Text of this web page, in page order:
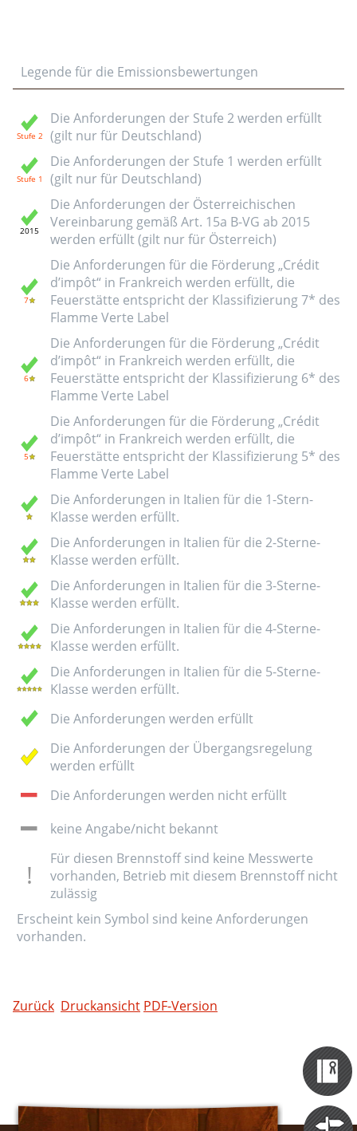
Themen
Portale
Legende für die Emissionsbewertungen
Die Anforderungen der Stufe 2 werden erfüllt
(gilt nur für Deutschland)
Die Anforderungen der Stufe 1 werden erfüllt
(gilt nur für Deutschland)
Die Anforderungen der Österreichischen
Vereinbarung gemäß Art. 15a B-VG ab 2015
werden erfüllt (gilt nur für Österreich)
Die Anforderungen für die Förderung „Crédit
d’impôt“ in Frankreich werden erfüllt, die
Feuerstätte entspricht der Klassifizierung 7* des
Flamme Verte Label
Die Anforderungen für die Förderung „Crédit
d’impôt“ in Frankreich werden erfüllt, die
Feuerstätte entspricht der Klassifizierung 6* des
Flamme Verte Label
Die Anforderungen für die Förderung „Crédit
d’impôt“ in Frankreich werden erfüllt, die
Feuerstätte entspricht der Klassifizierung 5* des
Flamme Verte Label
Die Anforderungen in Italien für die 1-Stern-
Klasse werden erfüllt.
Die Anforderungen in Italien für die 2-Sterne-
Klasse werden erfüllt.
Die Anforderungen in Italien für die 3-Sterne-
Klasse werden erfüllt.
Die Anforderungen in Italien für die 4-Sterne-
Klasse werden erfüllt.
Die Anforderungen in Italien für die 5-Sterne-
Klasse werden erfüllt.
Die Anforderungen werden erfüllt
Die Anforderungen der Übergangsregelung
werden erfüllt
Die Anforderungen werden nicht erfüllt
keine Angabe/nicht bekannt
Für diesen Brennstoff sind keine Messwerte
vorhanden, Betrieb mit diesem Brennstoff nicht
zulässig
Erscheint kein Symbol sind keine Anforderungen
vorhanden.
Zurück Druckansicht PDF-Version